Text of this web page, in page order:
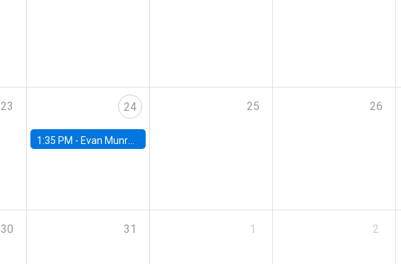
23 24
1:35 PM - Evan Munro, Neyman Visiting Assistant Professor in the Department of Statistics at UC Berkeley
25 26
30 31 1 2